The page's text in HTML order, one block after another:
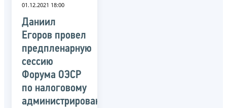
01.12.2021 18:00
Даниил
Егоров провел
предпленарную
сессию
Форума ОЭСР
по налоговому
администрированию